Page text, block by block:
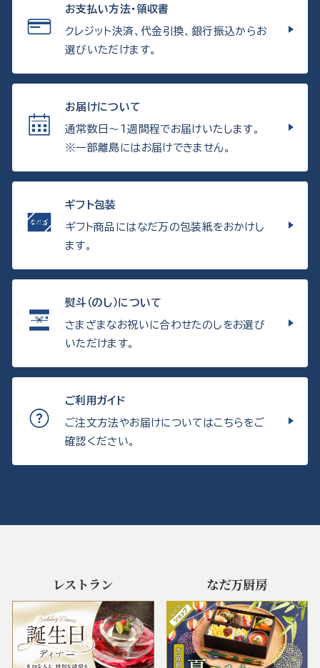
お支払い方法・領収書
クレジット決済、代金引換、銀行振込からお
選びいただけます。
お届けについて
通常数日〜1週間程でお届けいたします。
※一部離島にはお届けできません。
ギフト包装
ギフト商品にはなだ万の包装紙をおかけし
ます。
熨斗（のし）について
さまざまなお祝いに合わせたのしをお選び
いただけます。
ご利用ガイド
ご注文方法やお届けについてはこちらをご
確認ください。
レストラン なだ万厨房